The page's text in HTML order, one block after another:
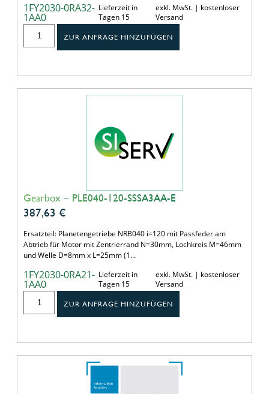
1FY2030-0RA32-
1AA0
Lieferzeit in
Tagen 15
exkl. MwSt. | kostenloser
Versand
ZUR ANFRAGE HINZUFÜGEN
Gearbox – PLE040-120-SSSA3AA-E
387,63 €
Ersatzteil: Planetengetriebe NRB040 i=120 mit Passfeder am
Abtrieb für Motor mit Zentrierrand N=30mm, Lochkreis M=46mm
und Welle D=8mm x L=25mm (1…
1FY2030-0RA21-
1AA0
Lieferzeit in
Tagen 15
exkl. MwSt. | kostenloser
Versand
ZUR ANFRAGE HINZUFÜGEN